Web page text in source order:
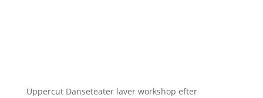
Uppercut Danseteater laver workshop efter